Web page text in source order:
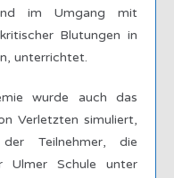
im Umgang mit
Blutungen in
unterrichtet.
wurde auch das
Verletzten simuliert,
Teilnehmer, die
Ulmer Schule unter